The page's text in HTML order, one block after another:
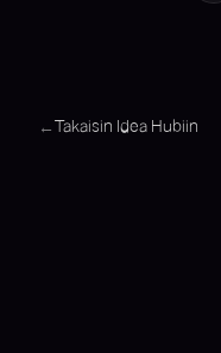
← Takaisin Idea Hubiin